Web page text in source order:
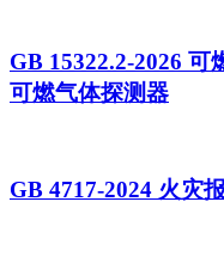
GB 15322.2-2026 可
可燃气体探测器
GB 4717-2024 火灾